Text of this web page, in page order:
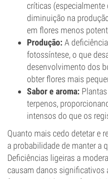
críticas (especialmente
diminuição na
em flores menos
Produção: A
fotossíntese, o que
desenvolvimento dos
obter flores mais
Sabor e aroma:
terpenos,
intensos do que os
Quanto mais cedo detetar e
a probabilidade de manter a
Deficiências ligeiras a
causam danos significativos